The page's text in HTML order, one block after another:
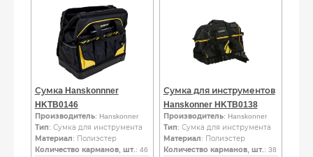
Сумка Hanskonnner
HKTB0146
Производитель: Hanskonner
Тип: Сумка для инструмента
Материал: Полиэстер
Количество карманов, шт. : 46
Сумка для инструментов
Hanskonner HKTB0138
Производитель: Hanskonner
Тип: Сумка для инструмента
Материал: Полиэстер
Количество карманов, шт. : 38